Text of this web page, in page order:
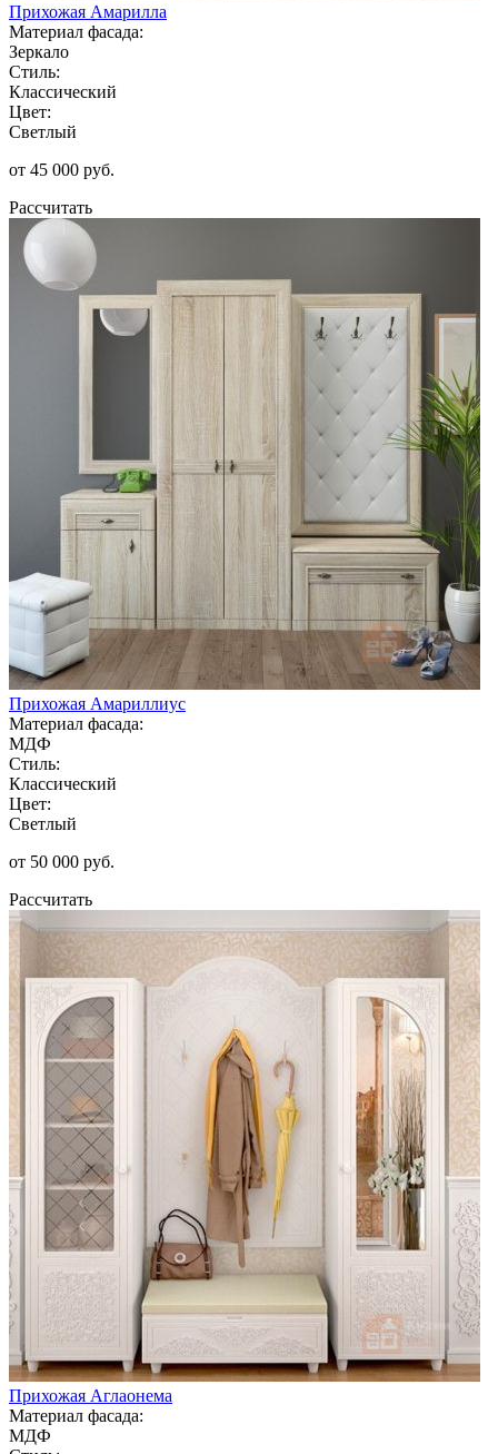
Прихожая Амарилла
Материал фасада:
Зеркало
Стиль:
Классический
Цвет:
Светлый
от 45 000 руб.
Рассчитать
Прихожая Амариллиус
Материал фасада:
МДФ
Стиль:
Классический
Цвет:
Светлый
от 50 000 руб.
Рассчитать
Прихожая Аглаонема
Материал фасада:
МДФ